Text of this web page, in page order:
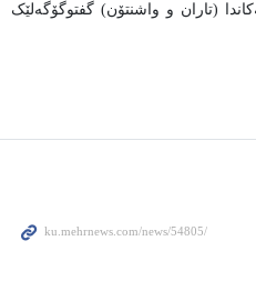
(تاران و واشنتۆن) گفتوگۆگەلێک